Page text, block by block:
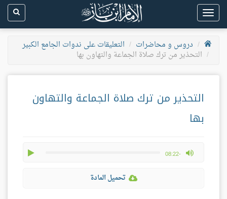
Toggle
navigation
دروس و محاضرات
التعليقات على ندوات الجامع الكبير
التحذير من ترك صلاة الجماعة والتهاون بها
التحذير من ترك صلاة الجماعة والتهاون
بها
-08:22
max volume
تحميل المادة